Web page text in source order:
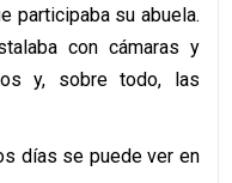
participaba su abuela.
con cámaras y
y, sobre todo, las
días se puede ver en